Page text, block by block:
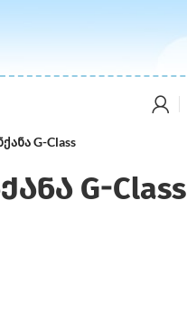
G-Class
G-Class